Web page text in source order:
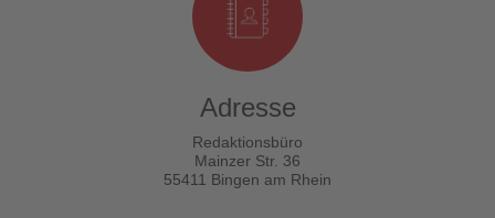
Adresse
Redaktionsbüro
Mainzer Str. 36
55411 Bingen am Rhein